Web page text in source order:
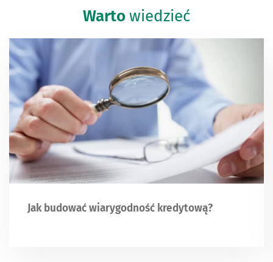
Wartowiedzieć
Jak budować wiarygodność kredytową?